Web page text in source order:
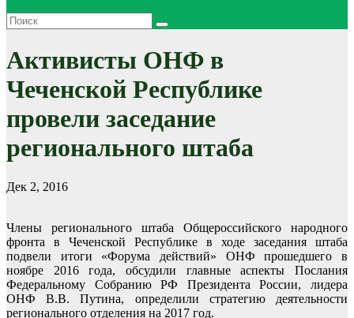
Активисты ОНФ в
Чеченской Республике
провели заседание
регионального штаба
Дек 2, 2016
Члены регионального штаба Общероссийского народного
фронта в Чеченской Республике в ходе заседания штаба
подвели итоги «Форума действий» ОНФ прошедшего в
ноябре 2016 года, обсудили главные аспекты Послания
Федеральному Собранию РФ Президента России, лидера
ОНФ В.В. Путина, определили стратегию деятельности
регионального отделения на 2017 год.